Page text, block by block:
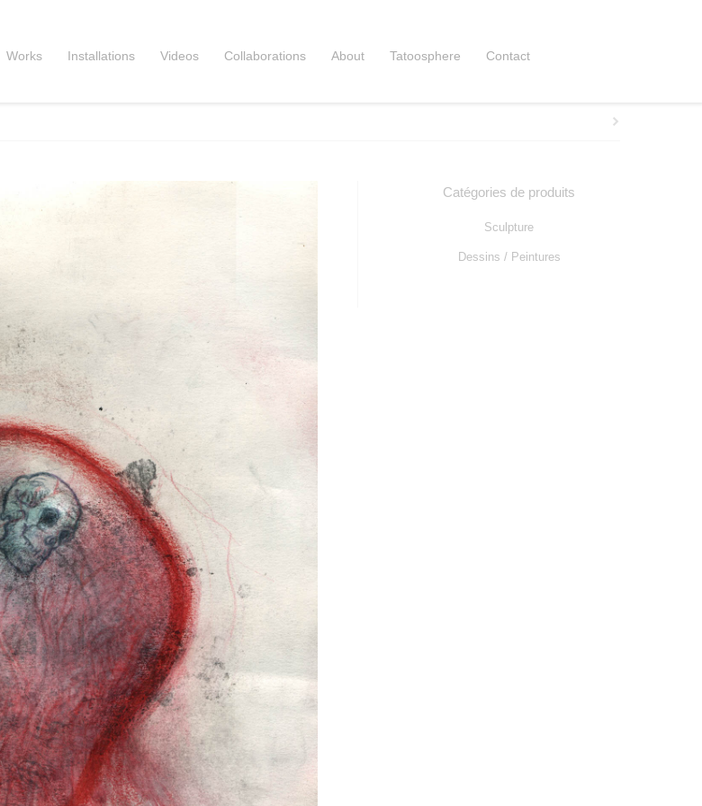
Works Installations Videos Collaborations About Tatoosphere Contact
Catégories de produits
Sculpture
Dessins / Peintures